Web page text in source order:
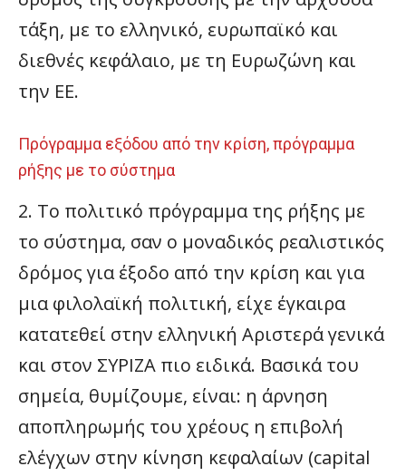
τάξη, με το ελληνικό, ευρωπαϊκό και
διεθνές κεφάλαιο, με τη Ευρωζώνη και
την ΕΕ.
Πρόγραμμα εξόδου από την κρίση, πρόγραμμα
ρήξης με το σύστημα
2. Το πολιτικό πρόγραμμα της ρήξης με
το σύστημα, σαν ο μοναδικός ρεαλιστικός
δρόμος για έξοδο από την κρίση και για
μια φιλολαϊκή πολιτική, είχε έγκαιρα
κατατεθεί στην ελληνική Αριστερά γενικά
και στον ΣΥΡΙΖΑ πιο ειδικά. Βασικά του
σημεία, θυμίζουμε, είναι: η άρνηση
αποπληρωμής του χρέους η επιβολή
ελέγχων στην κίνηση κεφαλαίων (capital